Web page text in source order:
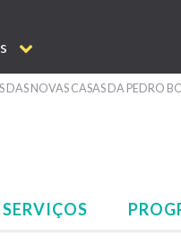
NOVAS CASAS DA PEDRO
SERVIÇOS